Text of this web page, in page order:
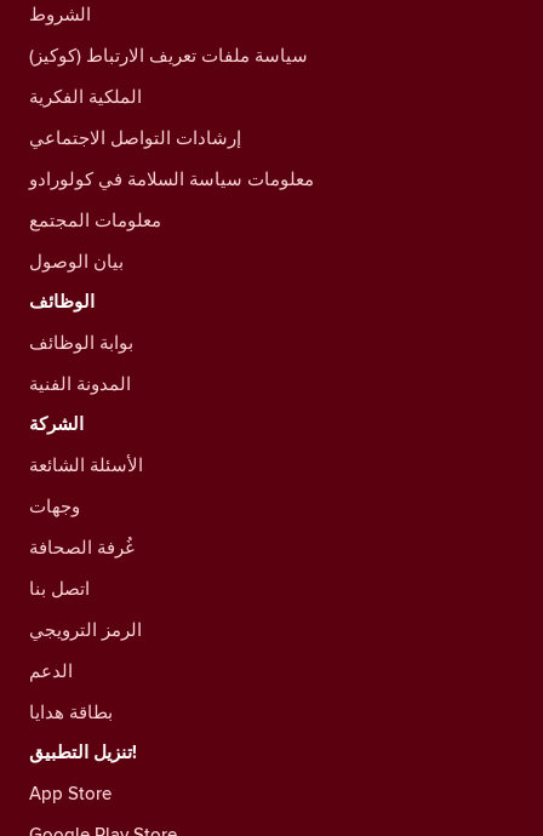
الشروط
سياسة ملفات تعريف الارتباط (كوكيز)
الملكية الفكرية
إرشادات التواصل الاجتماعي
معلومات سياسة السلامة في كولورادو
معلومات المجتمع
بيان الوصول
الوظائف
بوابة الوظائف
المدونة الفنية
الشركة
الأسئلة الشائعة
وجهات
غُرفة الصحافة
اتصل بنا
الرمز الترويجي
الدعم
بطاقة هدايا
تنزيل التطبيق!
App Store